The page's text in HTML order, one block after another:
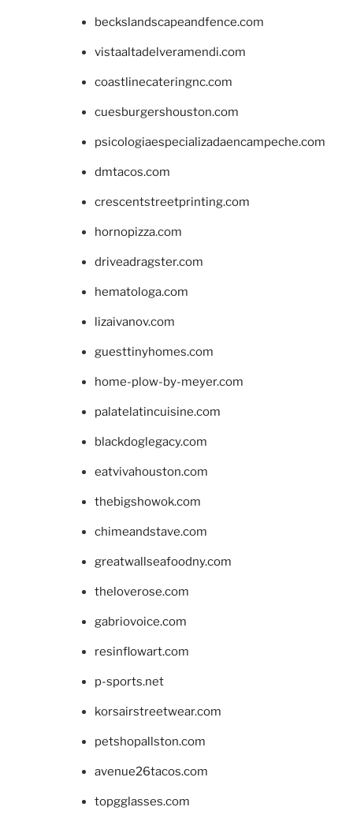
beckslandscapeandfence.com
vistaaltadelveramendi.com
coastlinecateringnc.com
cuesburgershouston.com
psicologiaespecializadaencampeche.com
dmtacos.com
crescentstreetprinting.com
hornopizza.com
driveadragster.com
hematologa.com
lizaivanov.com
guesttinyhomes.com
home-plow-by-meyer.com
palatelatincuisine.com
blackdoglegacy.com
eatvivahouston.com
thebigshowok.com
chimeandstave.com
greatwallseafoodny.com
theloverose.com
gabriovoice.com
resinflowart.com
p-sports.net
korsairstreetwear.com
petshopallston.com
avenue26tacos.com
topgglasses.com